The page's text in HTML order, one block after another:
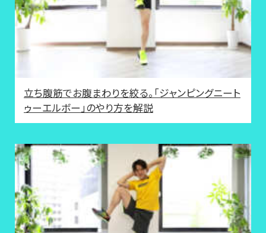
立ち腹筋でお腹まわりを絞る。「ジャンピングニート
ゥーエルボー」のやり方を解説